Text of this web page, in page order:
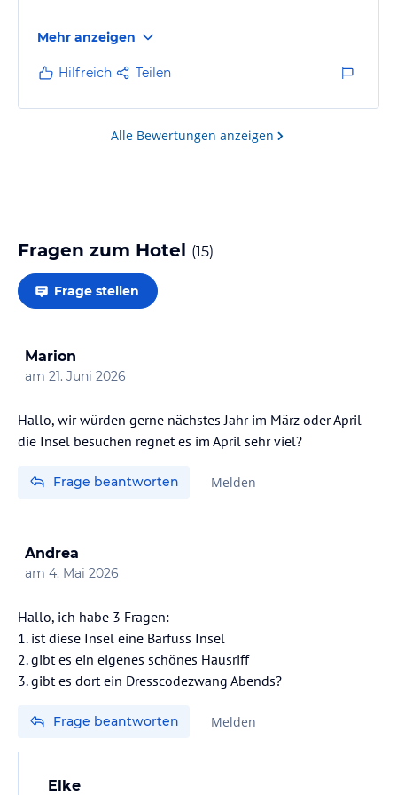
Mehr anzeigen
Hilfreich Teilen
Alle Bewertungen anzeigen
Fragen zum Hotel (15)
Frage stellen
Marion
am 21. Juni 2026
Hallo, wir würden gerne nächstes Jahr im März oder April
die Insel besuchen regnet es im April sehr viel?
Frage beantworten Melden
Andrea
am 4. Mai 2026
Hallo, ich habe 3 Fragen:
1. ist diese Insel eine Barfuss Insel
2. gibt es ein eigenes schönes Hausriff
3. gibt es dort ein Dresscodezwang Abends?
Frage beantworten Melden
Elke